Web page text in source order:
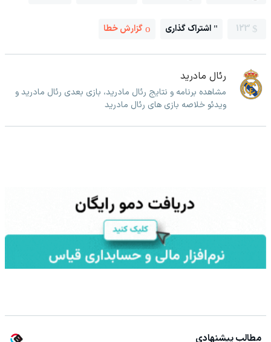
123 اشتراک گذاری گزارش خطا
رئال مادرید
مشاهده برنامه و نتایج رئال مادرید، بازی بعدی رئال مادرید و
ویدئو خلاصه بازی های رئال مادرید
مطالب پیشنهادی